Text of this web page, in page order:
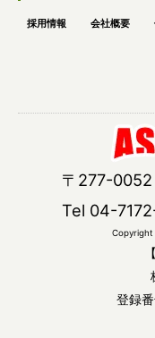
採用情報 会社概要
〒277-0052
Tel 04-
Copyright
登録